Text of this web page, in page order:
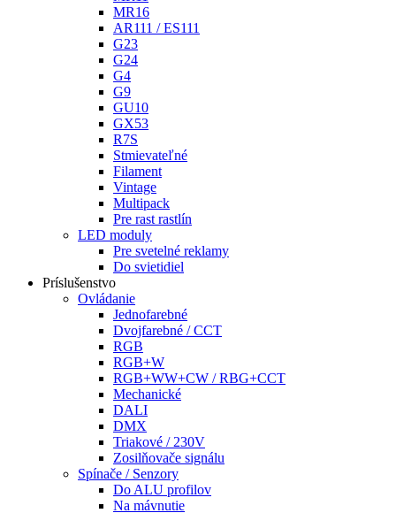
MR16
AR111 / ES111
G23
G24
G4
G9
GU10
GX53
R7S
Stmievateľné
Filament
Vintage
Multipack
Pre rast rastlín
LED moduly
Pre svetelné reklamy
Do svietidiel
Príslušenstvo
Ovládanie
Jednofarebné
Dvojfarebné / CCT
RGB
RGB+W
RGB+WW+CW / RBG+CCT
Mechanické
DALI
DMX
Triakové / 230V
Zosilňovače signálu
Spínače / Senzory
Do ALU profilov
Na mávnutie